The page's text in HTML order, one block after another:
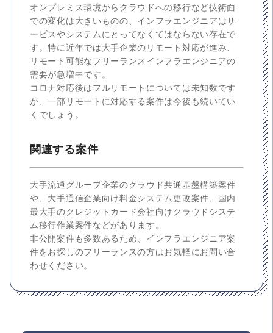
オンプレミス環境からクラウドへの移行など技術面
での変化は大きいものの、インフラエンジニアはサ
ービスやシステムにとってなくてはならない存在で
す。特に近年では大手企業のリモート対応が進み、
リモート可能なフリーランスインフラエンジニアの
需要が急増中です。
コロナ対応後はフルリモートについては未知数です
が、一部リモートに対応する案件は今後も続いてい
くでしょう。
関連する案件
大手流通グループ企業のクラウド共通基盤構築案件
や、大手通信企業向け料金システム更改案件、国内
最大手のクレジットカード会社向けクラウドシステ
ム移行作業案件などがあります。
非公開案件も多数あるため、インフラエンジニア案
件をお探しのフリーランスの方はお気軽にお問い合
わせください。